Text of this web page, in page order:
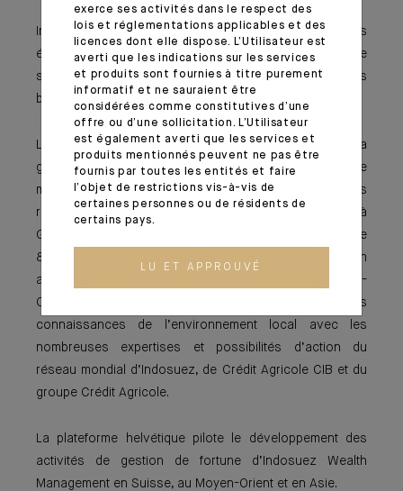
Indosuez Wealth Management est l’un des
établissements de référence de la place financière
suisse et figure aujourd’hui parmi les trois premières
banques étrangères du pays.
La banque en Suisse est active dans les domaines de la
gestion de fortune, du financement transactionnel de
matières premières et de la banque commerciale. Ses
racines remontent à 1876, année d’implantation à
Genève. Ses équipes regroupent plus de
800 spécialistes établis entre Genève, Lugano et Zurich
ainsi qu’en Asie (Hong-Kong et Singapour) et au Moyen-
Orient (Abu Dhabi et Dubaï). Elles conjuguent leurs
connaissances de l’environnement local avec les
nombreuses expertises et possibilités d’action du
réseau mondial d’Indosuez, de Crédit Agricole CIB et du
groupe Crédit Agricole.
La plateforme helvétique pilote le développement des
activités de gestion de fortune d’Indosuez Wealth
Management en Suisse, au Moyen-Orient et en Asie.
exerce ses activités dans le respect des
lois et réglementations applicables et des
licences dont elle dispose. L’Utilisateur est
averti que les indications sur les services
et produits sont fournies à titre purement
informatif et ne sauraient être
considérées comme constitutives d’une
offre ou d’une sollicitation. L’Utilisateur
est également averti que les services et
produits mentionnés peuvent ne pas être
fournis par toutes les entités et faire
l’objet de restrictions vis-à-vis de
certaines personnes ou de résidents de
certains pays.
LU ET APPROUVÉ